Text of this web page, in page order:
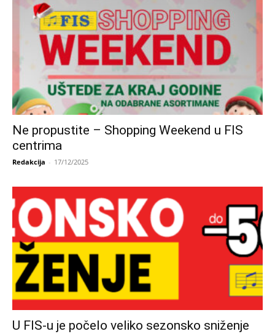
Ne propustite – Shopping Weekend u FIS
centrima
Redakcija - 17/12/2025
U FIS-u je počelo veliko sezonsko sniženje